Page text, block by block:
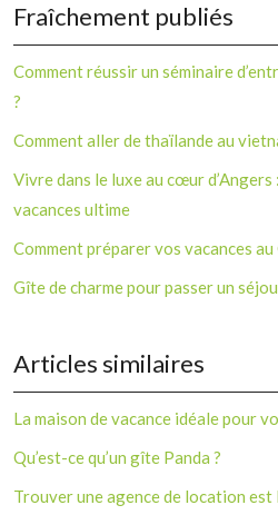
Fraîchement publiés
Comment réussir un séminaire
?
Comment aller de thaïlande au
Vivre dans le luxe au cœur
vacances ultime
Comment préparer vos vacances au
Gîte de charme pour passer un
Articles similaires
La maison de vacance idéale pour
Qu’est-ce qu’un gîte Panda ?
Trouver une agence de location